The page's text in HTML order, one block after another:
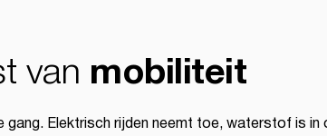
van mobiliteit
gang. Elektrisch rijden neemt toe, waterstof is